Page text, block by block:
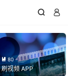
 
 80
刷视频 APP